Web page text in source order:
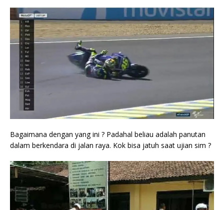
Bagaimana dengan yang ini ? Padahal beliau adalah panutan
dalam berkendara di jalan raya. Kok bisa jatuh saat ujian sim ?